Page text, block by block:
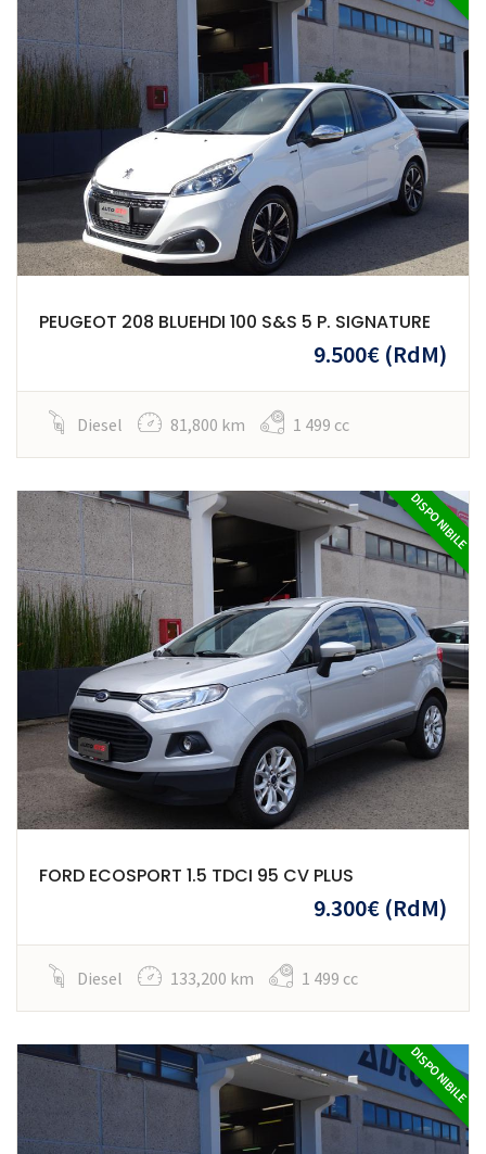
PEUGEOT 208 BLUEHDI 100 S&S 5 P. SIGNATURE
9.500€ (RdM)
Diesel 81,800 km 1 499 cc
DISPONIBILE
FORD ECOSPORT 1.5 TDCI 95 CV PLUS
9.300€ (RdM)
Diesel 133,200 km 1 499 cc
DISPONIBILE